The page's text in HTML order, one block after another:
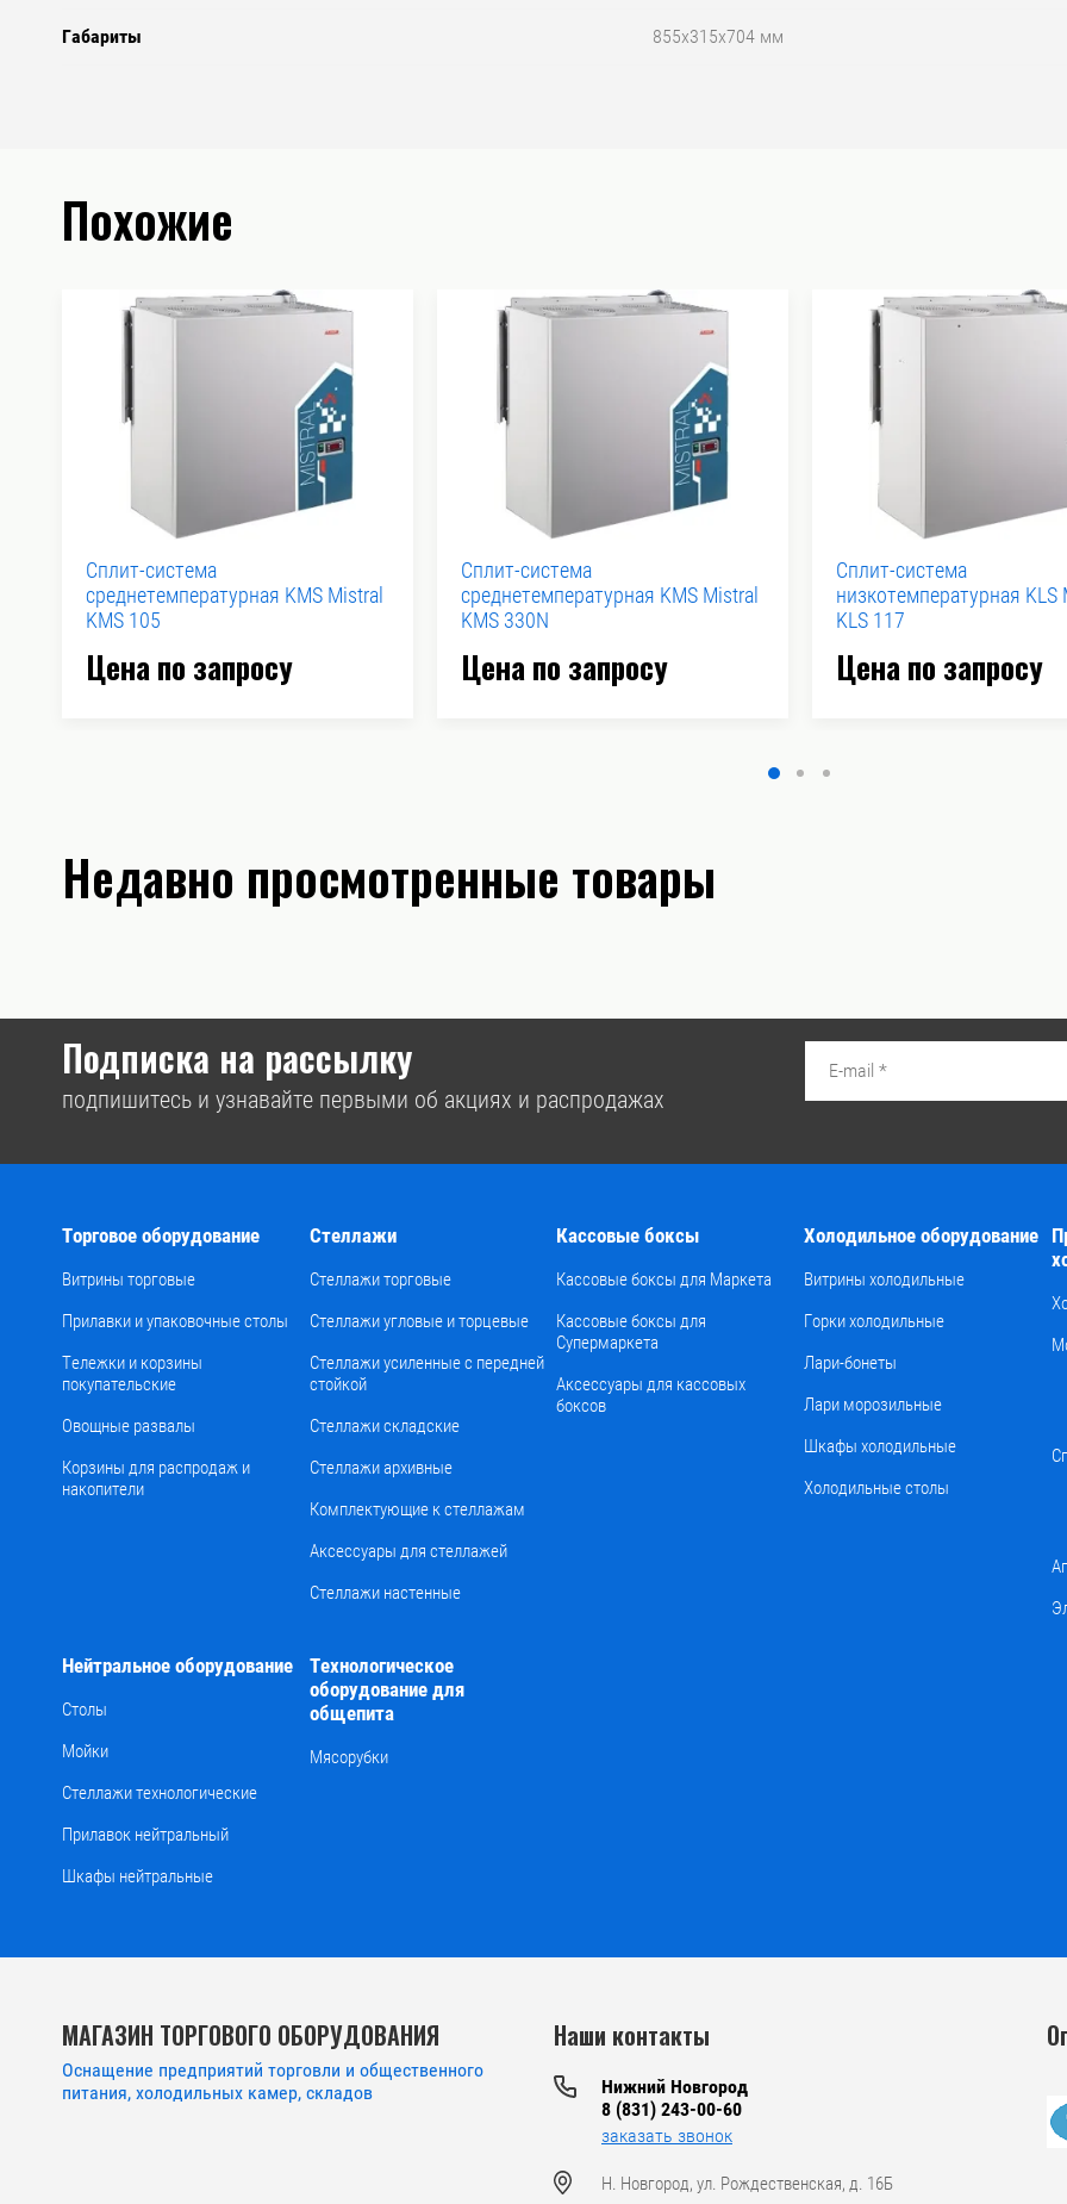
Габариты 855х315х704 мм
Похожие
Сплит-система
среднетемпературная KMS Mistral
KMS 105
Цена по запросу
Сплит-система
среднетемпературная KMS Mistral
KMS 330N
Цена по запросу
Сплит-система
низкотемпературная KLS
KLS 117
Цена по запросу
Недавно просмотренные товары
Подписка на рассылку
подпишитесь и узнавайте первыми об акциях и распродажах
Торговое оборудование
Витрины торговые
Прилавки и упаковочные столы
Тележки и корзины
покупательские
Овощные развалы
Корзины для распродаж и
накопители
Стеллажи
Стеллажи торговые
Стеллажи угловые и торцевые
Стеллажи усиленные с передней
стойкой
Стеллажи складские
Стеллажи архивные
Комплектующие к стеллажам
Аксессуары для стеллажей
Стеллажи настенные
Кассовые боксы
Кассовые боксы для Маркета
Кассовые боксы для
Супермаркета
Аксессуары для кассовых
боксов
Холодильное оборудование
Витрины холодильные
Горки холодильные
Лари-бонеты
Лари морозильные
Шкафы холодильные
Холодильные столы
Нейтральное оборудование
Столы
Мойки
Стеллажи технологические
Прилавок нейтральный
Шкафы нейтральные
Технологическое
оборудование для
общепита
Мясорубки
МАГАЗИН ТОРГОВОГО ОБОРУДОВАНИЯ
Оснащение предприятий торговли и общественного
питания, холодильных камер, складов
Наши контакты
Нижний Новгород
8 (831) 243-00-60
заказать звонок
Н. Новгород, ул. Рождественская, д. 16Б